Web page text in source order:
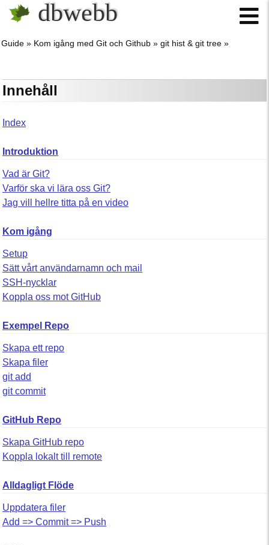
dbwebb
Guide Kom igång med Git och Github git hist & git tree
Innehåll
Index
Introduktion
Vad är Git?
Varför ska vi lära oss Git?
Jag vill hellre titta på en video
Kom igång
Setup
Sätt vårt användarnamn och mail
SSH-nycklar
Koppla oss mot GitHub
Exempel Repo
Skapa ett repo
Skapa filer
git add
git commit
GitHub Repo
Skapa GitHub repo
Koppla lokalt till remote
Alldagligt Flöde
Uppdatera filer
Add => Commit => Push